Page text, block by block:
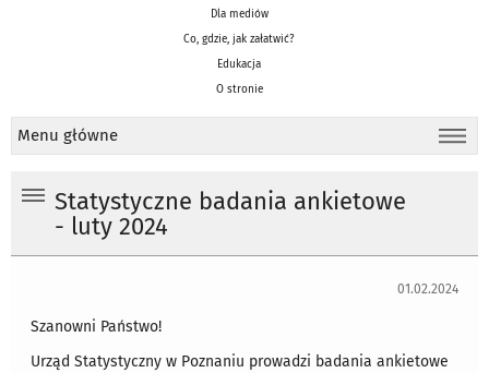
Dla mediów
Co, gdzie, jak załatwić?
Edukacja
O stronie
Menu główne
Statystyczne badania ankietowe
- luty 2024
01.02.2024
Szanowni Państwo!
Urząd Statystyczny w Poznaniu prowadzi badania ankietowe